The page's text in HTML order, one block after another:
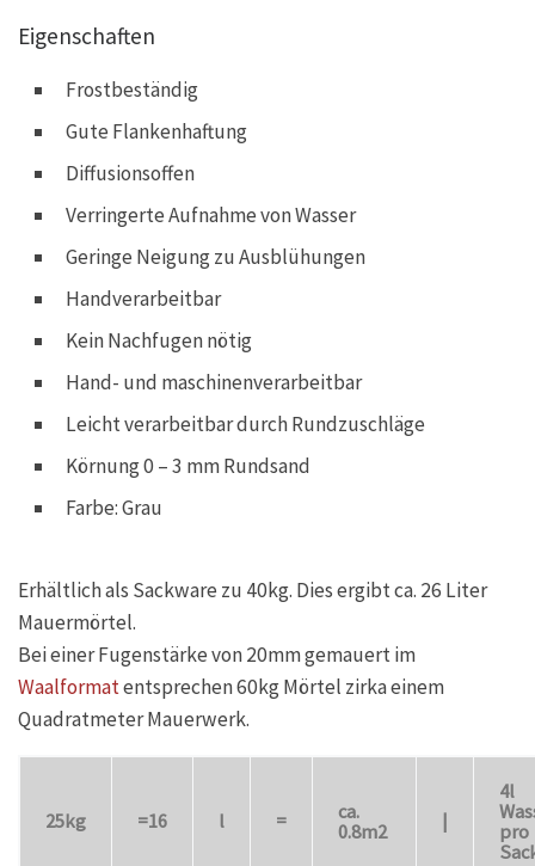
Eigenschaften
Frostbeständig
Gute Flankenhaftung
Diffusionsoffen
Verringerte Aufnahme von Wasser
Geringe Neigung zu Ausblühungen
Handverarbeitbar
Kein Nachfugen nötig
Hand- und maschinenverarbeitbar
Leicht verarbeitbar durch Rundzuschläge
Körnung 0 – 3 mm Rundsand
Farbe: Grau
Erhältlich als Sackware zu 40kg. Dies ergibt ca. 26 Liter
Mauermörtel.
Bei einer Fugenstärke von 20mm gemauert im
Waalformatentsprechen 60kg Mörtel zirka einem
Quadratmeter Mauerwerk.
25kg =16 l =
ca.
0.8m2
|
4l
pro